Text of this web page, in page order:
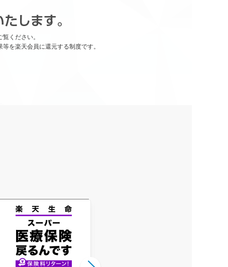
覧ください。
を楽天会員に還元する制度です。